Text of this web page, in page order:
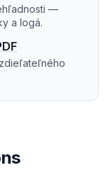
—
a logá.